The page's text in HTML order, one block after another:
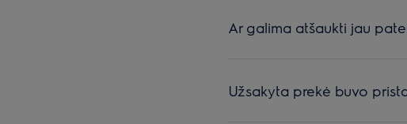
Ar galima atšaukti jau
Užsakyta prekė buvo